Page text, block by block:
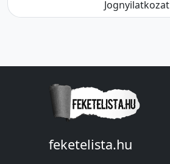
Jognyilatkozat
feketelista.hu